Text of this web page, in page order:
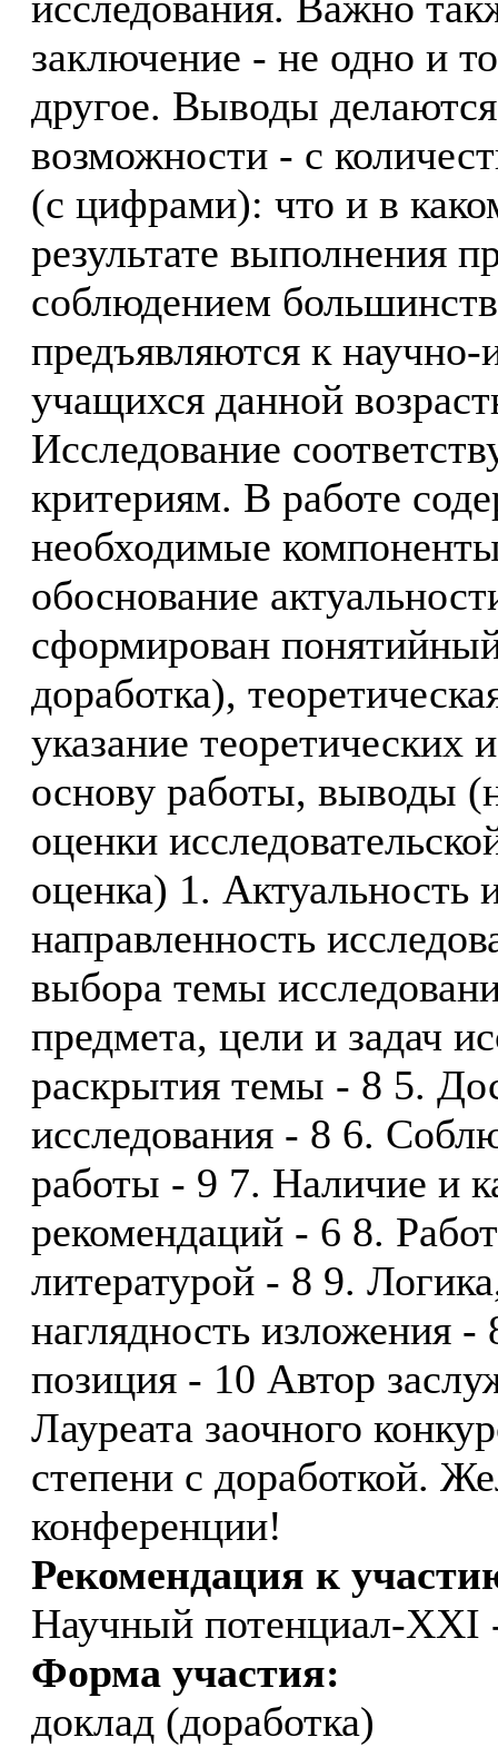
заключение - не одно и
другое. Выводы
возможности - с
(с цифрами): что и в
результате выполнения
соблюдением
предъявляются к научно-
учащихся данной
Исследование
критериям. В работе
необходимые
обоснование
сформирован
доработка),
указание теоретических
основу работы, выводы
оценки
оценка) 1. Актуальность
направленность
выбора темы
предмета, цели и задач
раскрытия темы - 8 5.
исследования - 8 6.
работы - 9 7. Наличие и
рекомендаций - 6 8.
литературой - 8 9.
наглядность изложения
позиция - 10 Автор
Лауреата заочного
степени с доработкой.
конференции!
Рекомендация к
Научный потенциал-XXI
Форма участия:
доклад (доработка)